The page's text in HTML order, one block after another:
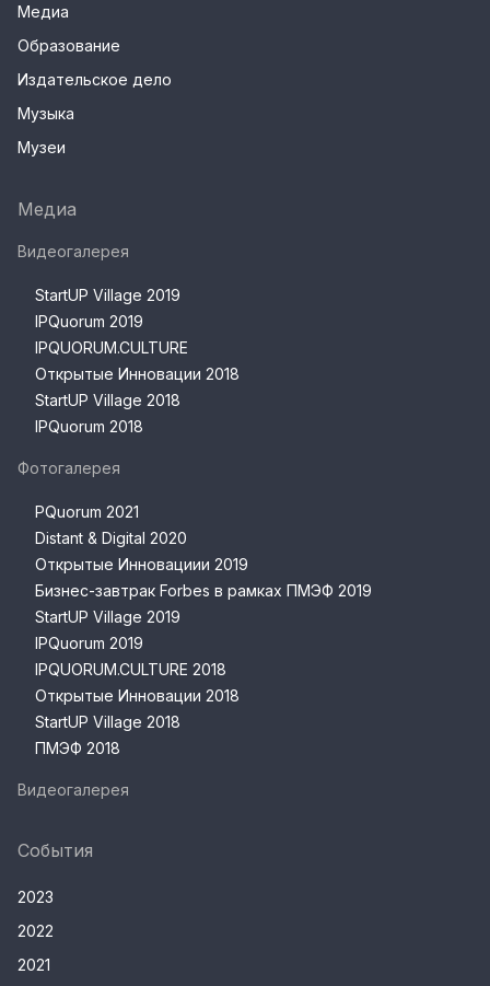
Медиа
Образование
Издательское дело
Музыка
Музеи
Медиа
Видеогалерея
StartUP Village 2019
IPQuorum 2019
IPQUORUM.CULTURE
Открытые Инновации 2018
StartUP Village 2018
IPQuorum 2018
Фотогалерея
PQuorum 2021
Distant & Digital 2020
Открытые Инновациии 2019
Бизнес-завтрак Forbes в рамках ПМЭФ 2019
StartUP Village 2019
IPQuorum 2019
IPQUORUM.CULTURE 2018
Открытые Инновации 2018
StartUP Village 2018
ПМЭФ 2018
Видеогалерея
События
2023
2022
2021